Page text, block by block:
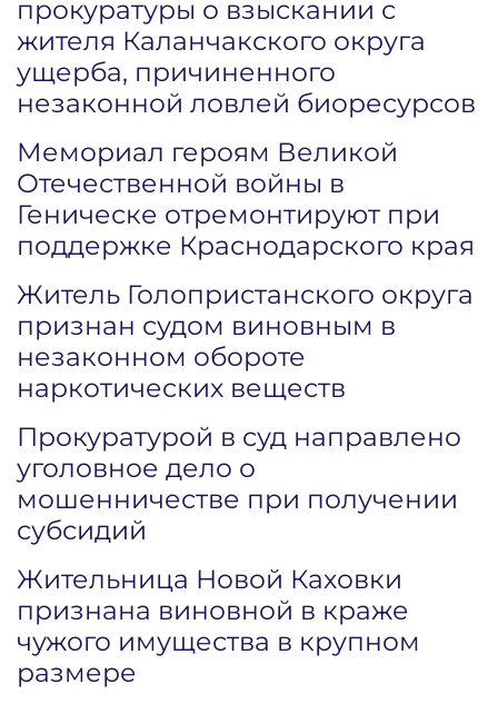
прокуратуры о взыскании с
жителя Каланчакского округа
ущерба, причиненного
незаконной ловлей биоресурсов
Мемориал героям Великой
Отечественной войны в
Геническе отремонтируют при
поддержке Краснодарского края
Житель Голопристанского округа
признан судом виновным в
незаконном обороте
наркотических веществ
Прокуратурой в суд направлено
уголовное дело о
мошенничестве при получении
субсидий
Жительница Новой Каховки
признана виновной в краже
чужого имущества в крупном
размере